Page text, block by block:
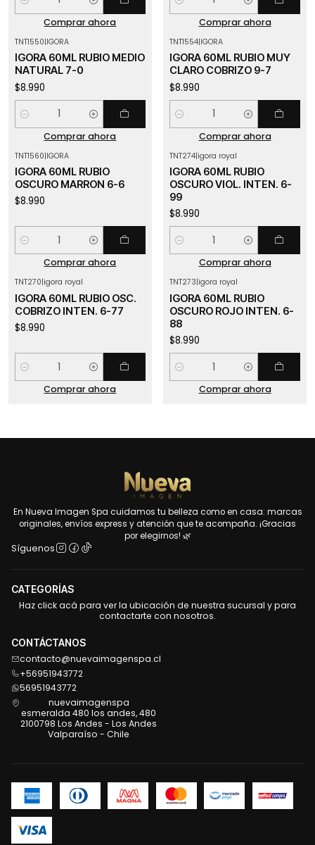
Cantidad
Comprar ahora
Cantidad
Comprar ahora
TNT1550|IGORA
IGORA 60ML RUBIO MEDIO
NATURAL 7-0
$8.990
Cantidad
Comprar ahora
TNT1554|IGORA
IGORA 60ML RUBIO MUY
CLARO COBRIZO 9-7
$8.990
Cantidad
Comprar ahora
TNT1560|IGORA
IGORA 60ML RUBIO
OSCURO MARRON 6-6
$8.990
Cantidad
Comprar ahora
TNT274|igora royal
IGORA 60ML RUBIO
OSCURO VIOL. INTEN. 6-
99
$8.990
Cantidad
Comprar ahora
TNT270|igora royal
IGORA 60ML RUBIO OSC.
COBRIZO INTEN. 6-77
$8.990
Cantidad
Comprar ahora
TNT273|igora royal
IGORA 60ML RUBIO
OSCURO ROJO INTEN. 6-
88
$8.990
Cantidad
Comprar ahora
En Nueva Imagen Spa cuidamos tu belleza como en casa: marcas
originales, envíos express y atención que te acompaña. ¡Gracias
por elegirnos! 🌿
Síguenos
CATEGORÍAS
Haz click acá para ver la ubicación de nuestra sucursal y para
contactarte con nosotros.
CONTÁCTANOS
contacto@nuevaimagenspa.cl
+56951943772
56951943772
nuevaimagenspa
esmeralda 480 los andes, 480
2100798 Los Andes - Los Andes
Valparaíso - Chile